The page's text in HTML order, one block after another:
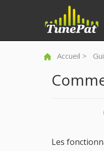
Accueil >
Les